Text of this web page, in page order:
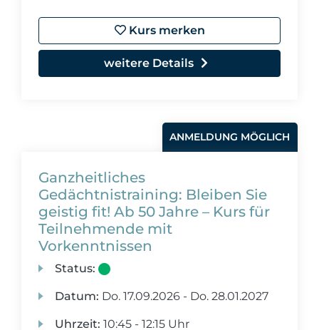
Kurs merken
weitere Details
ANMELDUNG MÖGLICH
Ganzheitliches
Gedächtnistraining: Bleiben Sie
geistig fit! Ab 50 Jahre – Kurs für
Teilnehmende mit
Vorkenntnissen
Status:
Datum: Do. 17.09.2026 - Do. 28.01.2027
Uhrzeit: 10:45 - 12:15 Uhr